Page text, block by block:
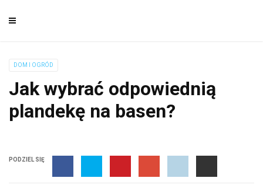
DOM I OGRÓD
Jak wybrać odpowiednią
plandekę na basen?
PODZIEL SIĘ